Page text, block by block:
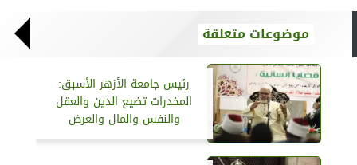
موضوعات متعلقة
رئيس جامعة الأزهر الأسبق:
المخدرات تضيع الدين والعقل
والنفس والمال والعرض